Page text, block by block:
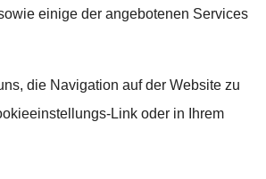
einige der angebotenen Services
die Navigation auf der Website zu
Link oder in Ihrem